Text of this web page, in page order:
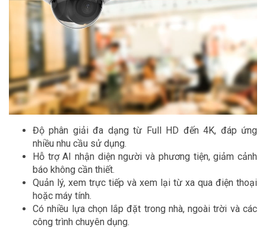
Độ phân giải đa dạng từ Full HD đến 4K, đáp ứng
nhiều nhu cầu sử dụng.
Hỗ trợ AI nhận diện người và phương tiện, giảm cảnh
báo không cần thiết.
Quản lý, xem trực tiếp và xem lại từ xa qua điện thoại
hoặc máy tính.
Có nhiều lựa chọn lắp đặt trong nhà, ngoài trời và các
công trình chuyên dụng.